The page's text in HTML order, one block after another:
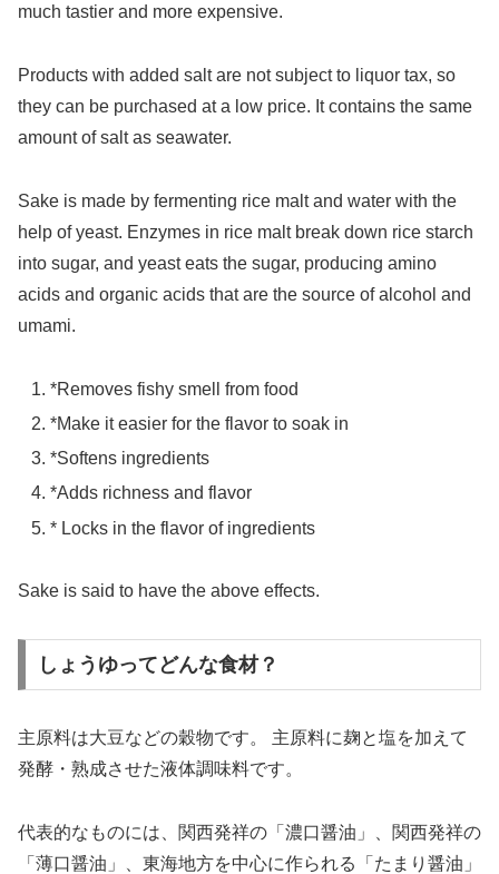
much tastier and more expensive.
Products with added salt are not subject to liquor tax, so
they can be purchased at a low price. It contains the same
amount of salt as seawater.
Sake is made by fermenting rice malt and water with the
help of yeast. Enzymes in rice malt break down rice starch
into sugar, and yeast eats the sugar, producing amino
acids and organic acids that are the source of alcohol and
umami.
*Removes fishy smell from food
*Make it easier for the flavor to soak in
*Softens ingredients
*Adds richness and flavor
* Locks in the flavor of ingredients
Sake is said to have the above effects.
しょうゆってどんな食材？
主原料は大豆などの穀物です。 主原料に麹と塩を加えて
発酵・熟成させた液体調味料です。
代表的なものには、関西発祥の「濃口醤油」、関西発祥の
「薄口醤油」、東海地方を中心に作られる「たまり醤油」